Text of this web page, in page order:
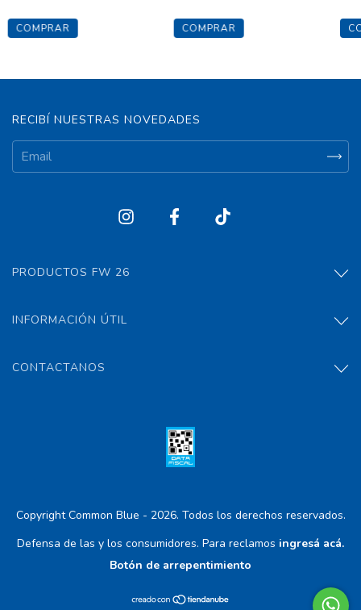
COMPRAR COMPRAR
RECIBÍ NUESTRAS NOVEDADES
PRODUCTOS FW 26
INFORMACIÓN ÚTIL
CONTACTANOS
Copyright Common Blue - 2026. Todos los derechos reservados.
Defensa de las y los consumidores. Para reclamos ingresá acá.
Botón de arrepentimiento